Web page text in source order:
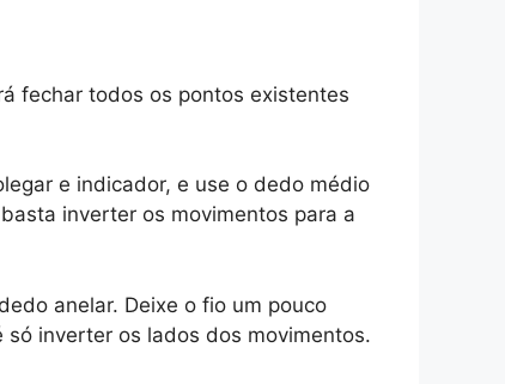
fechar todos os pontos existentes
e indicador, e use o dedo médio
inverter os movimentos para a
anelar. Deixe o fio um pouco
inverter os lados dos movimentos.